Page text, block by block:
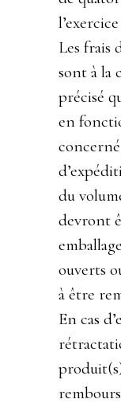
Les frais
sont à la
précisé
en
du
devront
ouverts
à être
En cas